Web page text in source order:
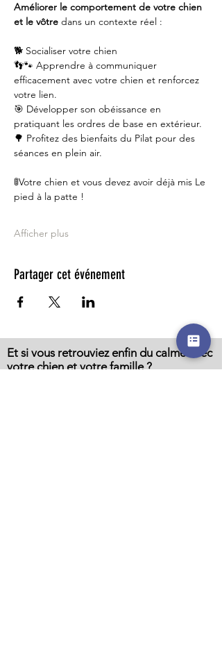
Améliorer le comportement de votre chien
et le vôtre dans un contexte réel :
🐕 Socialiser votre chien
👣🐾 Apprendre à communiquer
efficacement avec votre chien et renforcez
votre lien.
🎯 Développer son obéissance en
pratiquant les ordres de base en extérieur.
🌳 Profitez des bienfaits du Pilat pour des
séances en plein air.
🚦Votre chien et vous devez avoir déjà mis Le
pied à la patte !
Afficher plus
Partager cet événement
Et si vous retrouviez enfin du calme avec
votre chien et votre famille ?